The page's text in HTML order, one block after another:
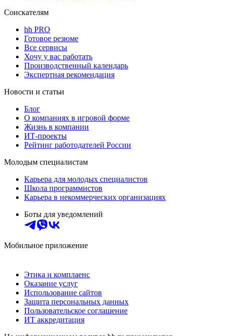
Соискателям
hh PRO
Готовое резюме
Все сервисы
Хочу у вас работать
Производственный календарь
Экспертная рекомендация
Новости и статьи
Блог
О компаниях в игровой форме
Жизнь в компании
ИТ-проекты
Рейтинг работодателей России
Молодым специалистам
Карьера для молодых специалистов
Школа программистов
Карьера в некоммерческих организациях
Боты для уведомлений
Мобильное приложение
Этика и комплаенс
Оказание услуг
Использование сайтов
Защита персональных данных
Пользовательское соглашение
ИТ аккредитация